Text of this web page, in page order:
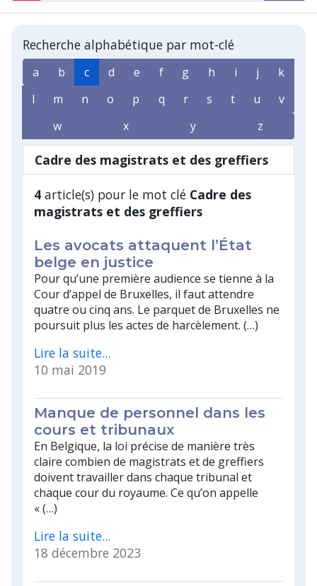
Recherche alphabétique par mot-clé
a b c d e f g h i j
k
l
m n o p q r s t u
v
w
x y z
Cadre des magistrats et des greffiers
4 article(s) pour le mot clé Cadre des
magistrats et des greffiers
Les avocats attaquent l’État
belge en justice
Pour qu’une première audience se tienne à la
Cour d’appel de Bruxelles, il faut attendre
quatre ou cinq ans. Le parquet de Bruxelles ne
poursuit plus les actes de harcèlement. (…)
Lire la suite...
10 mai 2019
Manque de personnel dans les
cours et tribunaux
En Belgique, la loi précise de manière très
claire combien de magistrats et de greffiers
doivent travailler dans chaque tribunal et
chaque cour du royaume. Ce qu’on appelle
« (…)
Lire la suite...
18 décembre 2023